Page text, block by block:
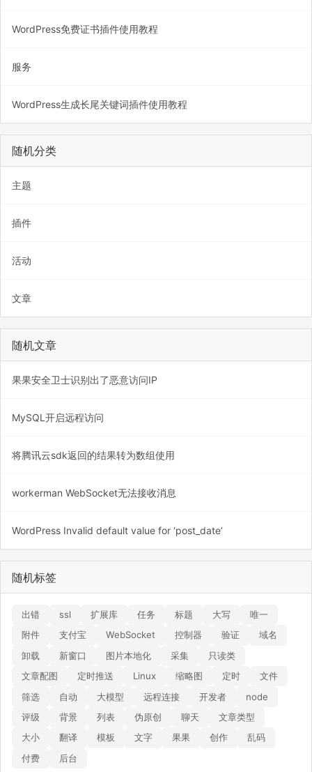
WordPress免费证书插件使用教程
服务
WordPress生成长尾关键词插件使用教程
随机分类
主题
插件
活动
文章
随机文章
果果安全卫士识别出了恶意访问IP
MySQL开启远程访问
将腾讯云sdk返回的结果转为数组使用
workerman WebSocket无法接收消息
WordPress Invalid default value for ‘post_date’
随机标签
出错 ssl 扩展库 任务 标题 大写
唯一
附件
支付宝 WebSocket 控制器 验证
域名
卸载
新窗口 图片本地化 采集
只读类
文章配图
定时推送 Linux 缩略图 定时
文件
筛选
自动 大模型 远程连接 开发者
node
评级
背景 列表 伪原创 聊天
文章类型
大小
翻译 模板 文字 果果 创作
乱码
付费
后台